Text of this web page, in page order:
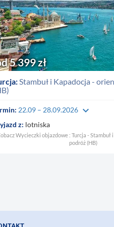
Stambuł i Kapadocja -
5 399 zł
22.09 – 28.09.2026 keyboard_arrow_down
z: lotniska
Wycieczki objazdowe : Turcja - Stambuł
podróż (HB)